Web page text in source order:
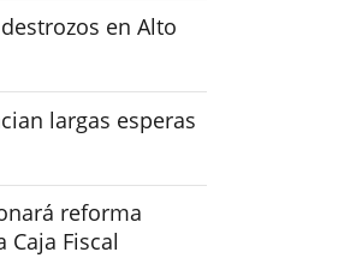
en Alto
largas esperas
reforma
Fiscal